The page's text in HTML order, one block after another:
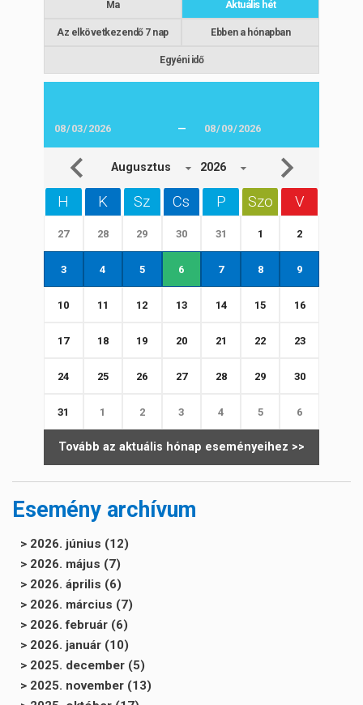
Egyéni idő
Ma Aktuális hét
Az elkövetkezendő 7 nap Ebben a hónapban
—
Augusztus 2026
H K Sz Cs P Szo V
27 28 29 30 31 1 2
3 4 5 6 7 8 9
10 11 12 13 14 15 16
17 18 19 20 21 22 23
24 25 26 27 28 29 30
31 1 2 3 4 5 6
Tovább az aktuális hónap eseményeihez >>
Esemény archívum
> 2026. június (12)
> 2026. május (7)
> 2026. április (6)
> 2026. március (7)
> 2026. február (6)
> 2026. január (10)
> 2025. december (5)
> 2025. november (13)